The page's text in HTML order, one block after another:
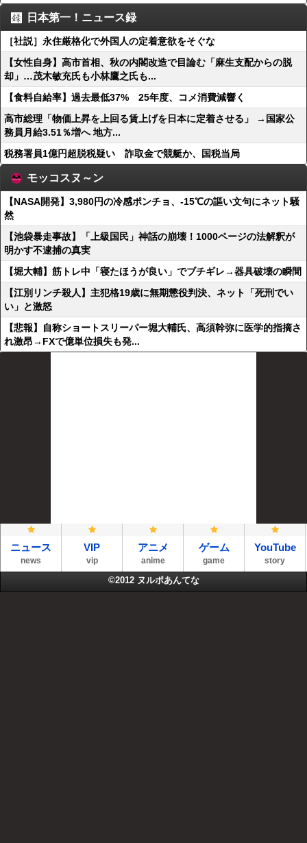
日本第一！ニュース録
［社説］永住厳格化で外国人の定着意欲をそぐな
【女性自身】高市首相、秋の内閣改造で目論む「麻生支配からの脱
却」…茂木敏充氏も小林鷹之氏も...
【食料自給率】過去最低37% 25年度、コメ消費減響く
高市総理「物価上昇を上回る賃上げを日本に定着させる」 →国家公
務員月給3.51％増へ 地方...
税務署員1億円超脱税疑い 詐取金で競艇か、国税当局
モッコスヌ～ン
【NASA開発】3,980円の冷感ポンチョ、-15℃の謳い文句にネット騒
然
【池袋暴走事故】「上級国民」神話の崩壊！1000ページの法解釈が
明かす不逮捕の真実
【堀大輔】筋トレ中「寝たほうが良い」でブチギレ→器具破壊の瞬間
【江別リンチ殺人】主犯格19歳に無期懲役判決、ネット「死刑でい
い」と激怒
【悲報】自称ショートスリーパー堀大輔氏、高須幹弥に医学的指摘さ
れ激昂→FXで億単位損失も発...
ニュース
news
VIP
vip
アニメ
anime
ゲーム
game
YouTube
story
©2012 ヌルポあんてな